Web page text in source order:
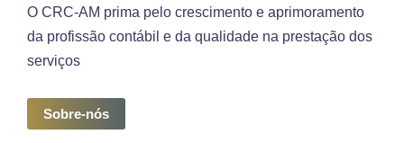
O CRC-AM prima pelo crescimento e aprimoramento
da profissão contábil e da qualidade na prestação dos
serviços
Sobre-nós